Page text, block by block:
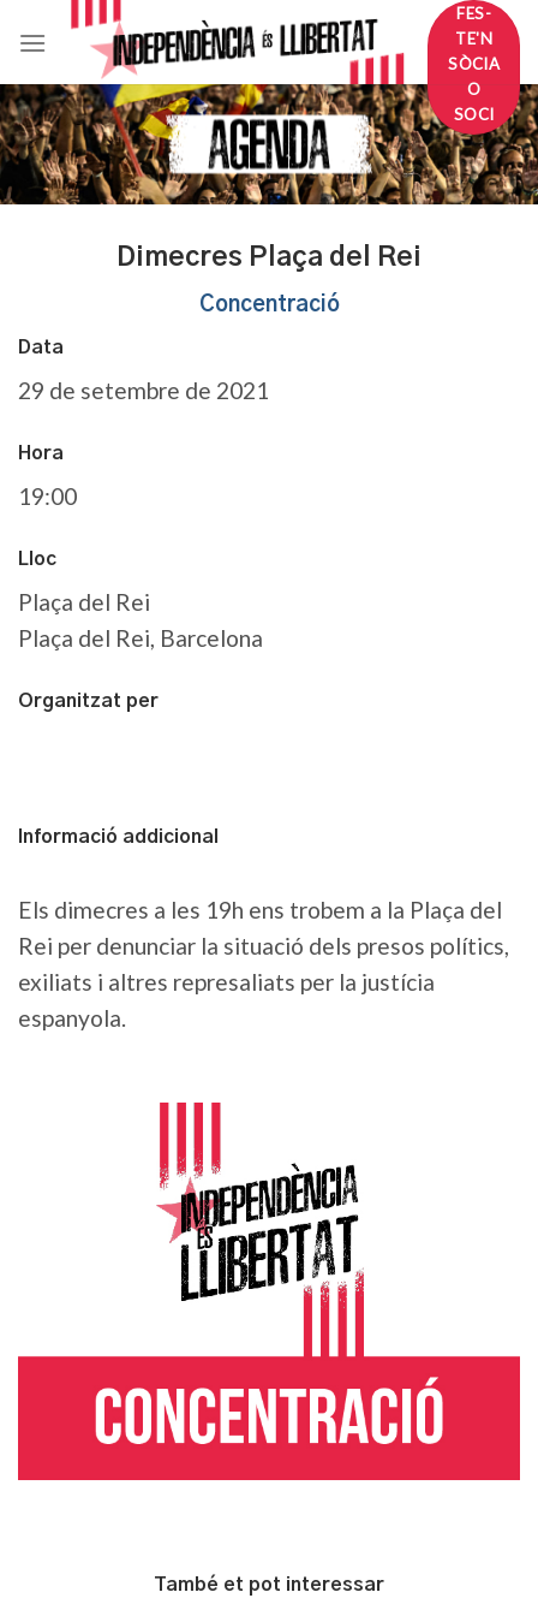
FES-
TE'N
SÒCIA
O
SOCI
Dimecres Plaça del Rei
Concentració
Data
29 de setembre de 2021
Hora
19:00
Lloc
Plaça del Rei
Plaça del Rei, Barcelona
Organitzat per
Informació addicional
Els dimecres a les 19h ens trobem a la Plaça del
Rei per denunciar la situació dels presos polítics,
exiliats i altres represaliats per la justícia
espanyola.
També et pot interessar